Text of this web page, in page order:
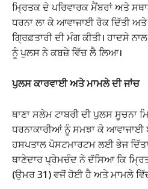
ਮ੍ਰਿਤਕ ਦੇ ਪਰਿਵਾਰਕ ਮੈਂਬਰਾਂ ਅਤੇ
ਧਰਨਾ ਲਾ ਕੇ ਆਵਾਜਾਈ ਰੋਕ ਦਿੱਤੀ
ਗ੍ਰਿਫ਼ਤਾਰੀ ਦੀ ਮੰਗ ਕੀਤੀ। ਹਾਦਸੇ
ਨੂੰ ਪੁਲਸ ਨੇ ਕਬਜ਼ੇ ਵਿੱਚ ਲੈ ਲਿਆ।
ਪੁਲਸ ਕਾਰਵਾਈ ਅਤੇ ਮਾਮਲੇ ਦੀ ਜਾਂਚ
ਥਾਣਾ ਸਲੇਮ ਟਾਬਰੀ ਦੀ ਪੁਲਸ ਸੂਚਨਾ
ਧਰਨਾਕਾਰੀਆਂ ਨੂੰ ਸਮਝਾ ਕੇ ਆਵਾਜਾਈ
ਹਸਪਤਾਲ ਪੋਸਟਮਾਰਟਮ ਲਈ ਭੇਜ
ਥਾਣੇਦਾਰ ਪ੍ਰੇਮਚੰਦ ਨੇ ਦੱਸਿਆ ਕਿ
(ਉਮਰ 31) ਵਜੋਂ ਹੋਈ ਹੈ ਅਤੇ ਮਾਮਲੇ